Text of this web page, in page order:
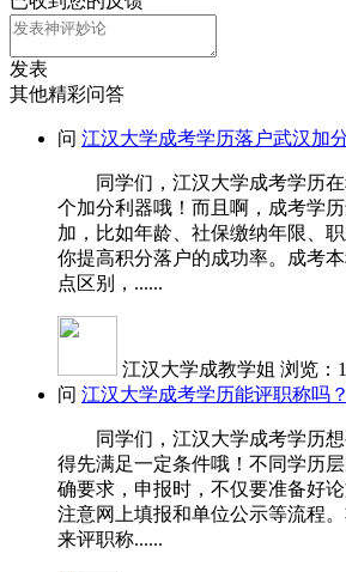
发表
其他精彩问答
问 江汉大学成考学历落户武汉加
同学们，江汉大学成考学历在
个加分利器哦！而且啊，成考学
加，比如年龄、社保缴纳年限、
你提高积分落户的成功率。成考
点区别，......
江汉大学成教学姐 浏览：1
问 江汉大学成考学历能评职称吗
同学们，江汉大学成考学历想
得先满足一定条件哦！不同学历
确要求，申报时，不仅要准备好
注意网上填报和单位公示等流程
来评职称......